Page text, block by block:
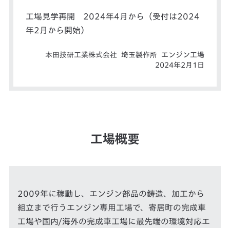
工場見学再開 2024年4月から（受付は2024
年2月から開始）
本田技研工業株式会社 埼玉製作所 エンジン工場
2024年2月1日
工場概要
2009年に稼動し、エンジン部品の鋳造、加工から
組立まで行うエンジン専用工場で、寄居町の完成車
工場や国内/海外の完成車工場に最先端の環境対応エ